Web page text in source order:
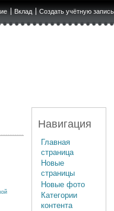
Вклад Создать учётную запись
Навигация
Главная
страница
Новые
страницы
Новые фото
Категории
контента